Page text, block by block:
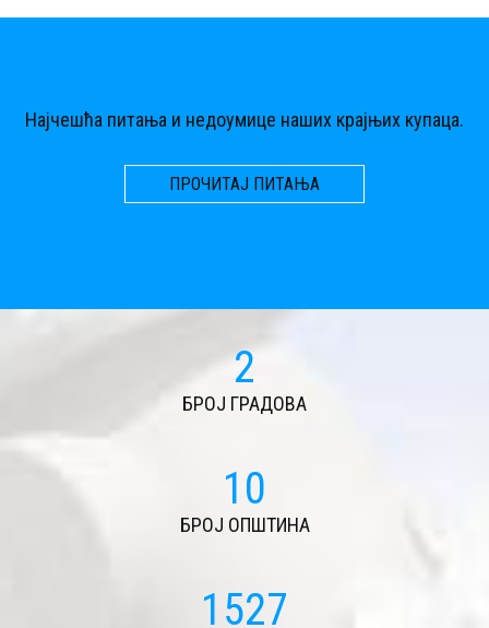
Најчешћа питања и недоумице наших крајњих купаца.
ПРОЧИТАЈ ПИТАЊА
2
БРОЈ ГРАДОВА
11
БРОЈ ОПШТИНА
1639